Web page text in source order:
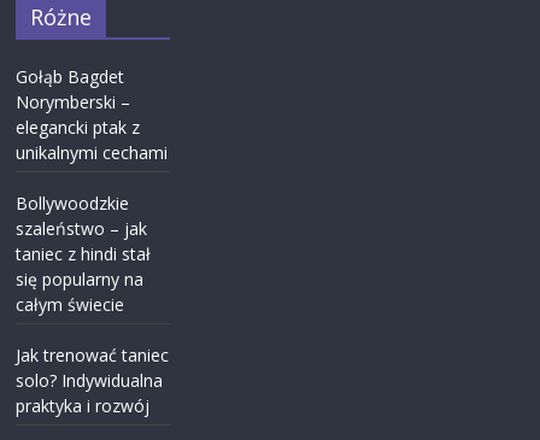
Różne
Gołąb Bagdet
Norymberski –
elegancki ptak z
unikalnymi cechami
Bollywoodzkie
szaleństwo – jak
taniec z hindi stał
się popularny na
całym świecie
Jak trenować taniec
solo? Indywidualna
praktyka i rozwój